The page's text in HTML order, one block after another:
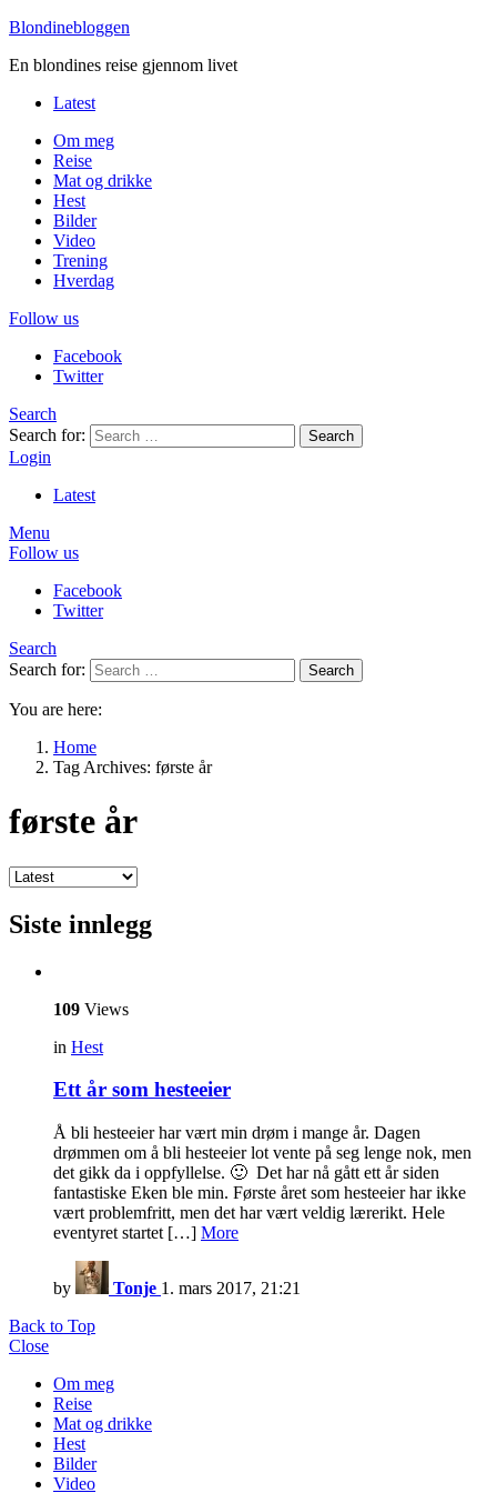
Blondinebloggen
En blondines reise gjennom livet
Latest
Om meg
Reise
Mat og drikke
Hest
Bilder
Video
Trening
Hverdag
Follow us
Facebook
Twitter
Search
Search for:
Search
Login
Latest
Menu
Follow us
Facebook
Twitter
Search
Search for:
Search
You are here:
Home
Tag Archives: første år
første år
Siste innlegg
109 Views
in Hest
Ett år som hesteeier
Å bli hesteeier har vært min drøm i mange år. Dagen
drømmen om å bli hesteeier lot vente på seg lenge nok, men
det gikk da i oppfyllelse. 🙂 Det har nå gått ett år siden
fantastiske Eken ble min. Første året som hesteeier har ikke
vært problemfritt, men det har vært veldig lærerikt. Hele
eventyret startet […] More
by Tonje 1. mars 2017, 21:21
Back to Top
Close
Om meg
Reise
Mat og drikke
Hest
Bilder
Video